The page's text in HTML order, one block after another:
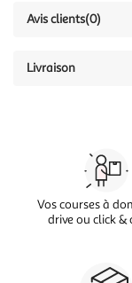
Avis clients(0)
Livraison
Vos courses à
drive ou click &